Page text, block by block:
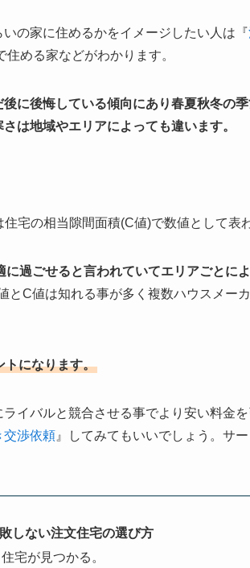
の家に住めるかをイメージしたい人は『
める家などがわかります。
後に後悔している傾向にあり春夏秋冬の
は地域やエリアによっても違います。
宅の相当隙間面積(C値)で数値として表
に過ごせると言われていてエリアごとに
とC値は知れる事が多く複数ハウスメー
トになります。
イバルと競合させる事でより安い料金
交渉依頼 』してみてもいいでしょう。サ
しない注文住宅の選び方
宅が見つかる。